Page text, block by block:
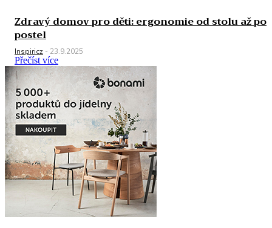
Zdravý domov pro děti: ergonomie od stolu až po
postel
Inspiricz - 23.9.2025
Přečíst více